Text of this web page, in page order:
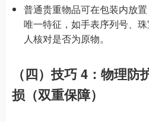
普通贵重物品可在包装内放
唯一特征，如手表序列号、
人核对是否为原物。
（四）技巧 4：物理
损（双重保障）